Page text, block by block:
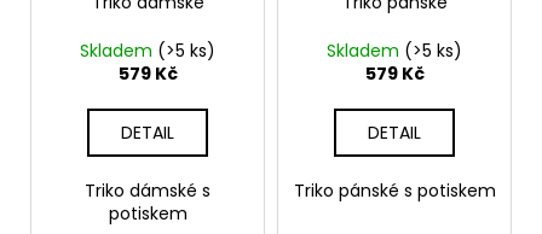
Skladem (>5 ks)
579 Kč
DETAIL
Triko dámské s
potiskem
Skladem (>5 ks)
579 Kč
DETAIL
Triko pánské s potiskem